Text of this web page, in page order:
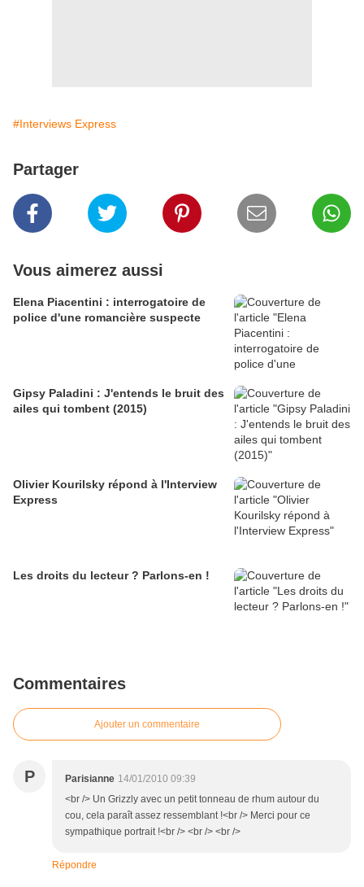
#Interviews Express
Partager
Vous aimerez aussi
Elena Piacentini : interrogatoire de
police d'une romancière suspecte
Gipsy Paladini : J'entends le bruit des
ailes qui tombent (2015)
Olivier Kourilsky répond à l'Interview
Express
Les droits du lecteur ? Parlons-en !
Commentaires
Ajouter un commentaire
P Parisianne 14/01/2010 09:39
<br /> Un Grizzly avec un petit tonneau de rhum autour du
cou, cela paraît assez ressemblant !<br /> Merci pour ce
sympathique portrait !<br /> <br /> <br />
Répondre